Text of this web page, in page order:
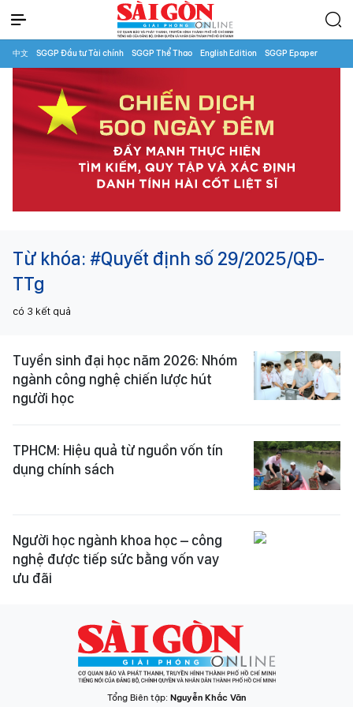
中文 SGGP Đầu tư Tài chính SGGP Thể Thao English Edition SGGP Epaper
Từ khóa: #Quyết định số 29/2025/QĐ-
TTg
có 3 kết quả
Tuyển sinh đại học năm 2026: Nhóm
ngành công nghệ chiến lược hút
người học
TPHCM: Hiệu quả từ nguồn vốn tín
dụng chính sách
Người học ngành khoa học – công
nghệ được tiếp sức bằng vốn vay
ưu đãi
Tổng Biên tập: Nguyễn Khắc Văn